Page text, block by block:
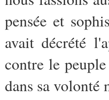
pensée et
avait décrété
contre le
dans sa volonté